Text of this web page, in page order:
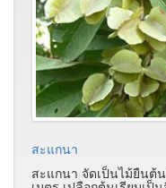
สะแกนา
สะแกนา จัดเป็นไม้ยืนต้